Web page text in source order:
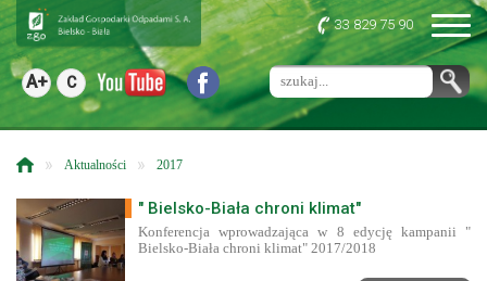
A+ C
33 829 75 90
» Aktualności » 2017
" Bielsko-Biała chroni klimat"
Konferencja wprowadzająca w 8 edycję kampanii "
Bielsko-Biała chroni klimat" 2017/2018